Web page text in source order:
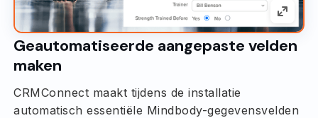
Geautomatiseerde aangepaste velden
maken
CRMConnect maakt tijdens de installatie
automatisch essentiële Mindbody-gegevensvelden